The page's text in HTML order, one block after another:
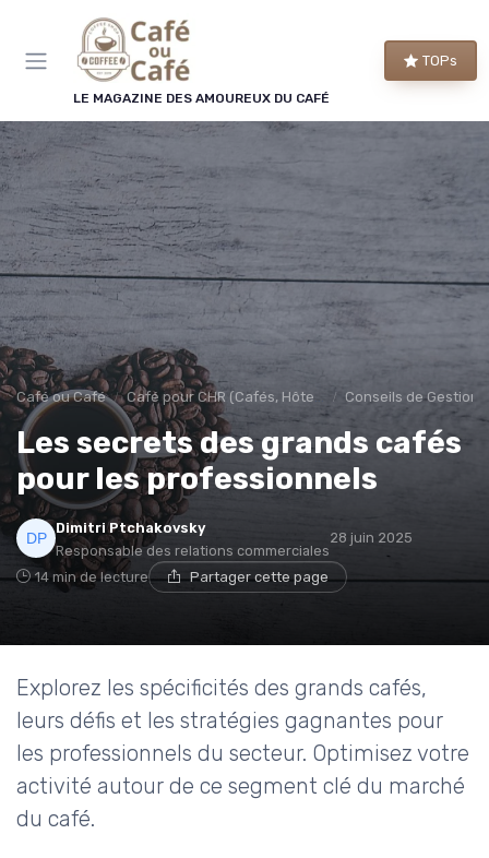
LE MAGAZINE DES AMOUREUX DU CAFÉ
TOPs
Café ou Café Café pour CHR (Cafés, Hôtels, Restaurants) Conseils de Gestion
Les secrets des grands cafés
pour les professionnels
Dimitri Ptchakovsky
Responsable des relations commerciales
28 juin 2025
14 min de lecture Partager cette page
Explorez les spécificités des grands cafés,
leurs défis et les stratégies gagnantes pour
les professionnels du secteur. Optimisez votre
activité autour de ce segment clé du marché
du café.
Panneau de gestion des cookies